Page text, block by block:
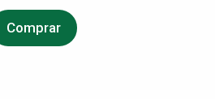
o
Comprar